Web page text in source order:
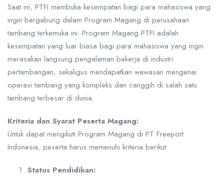
Saat ini, PTFI membuka kesempatan bagi para mahasiswa yang
ingin bergabung dalam Program Magang di perusahaan
tambang terkemuka ini. Program Magang PTFI adalah
kesempatan yang luar biasa bagi para mahasiswa yang ingin
merasakan langsung pengalaman bekerja di industri
pertambangan, sekaligus mendapatkan wawasan mengenai
operasi tambang yang kompleks dan canggih di salah satu
tambang terbesar di dunia.
Kriteria dan Syarat Peserta Magang:
Untuk dapat mengikuti Program Magang di PT Freeport
Indonesia, peserta harus memenuhi kriteria berikut:
Status Pendidikan: